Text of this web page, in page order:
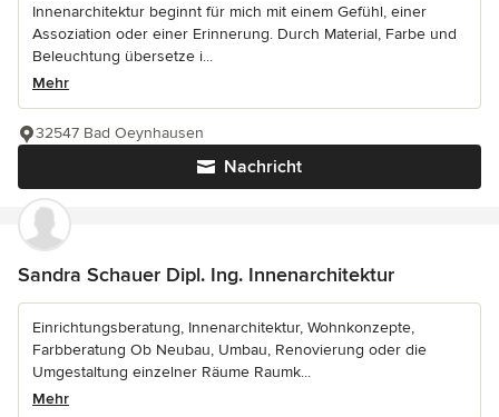
Innenarchitektur beginnt für mich mit einem Gefühl, einer
Assoziation oder einer Erinnerung. Durch Material, Farbe und
Beleuchtung übersetze i...
Mehr
Nachricht
32547 Bad Oeynhausen
Sandra Schauer Dipl. Ing. Innenarchitektur
Einrichtungsberatung, Innenarchitektur, Wohnkonzepte,
Farbberatung Ob Neubau, Umbau, Renovierung oder die
Umgestaltung einzelner Räume Raumk...
Mehr